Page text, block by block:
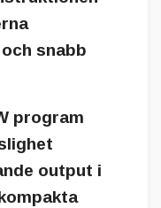
snabb
program
output i